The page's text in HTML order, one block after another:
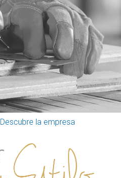
Descubre la empresa